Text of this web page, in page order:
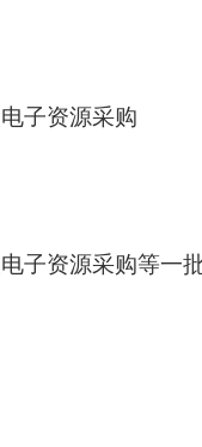
子资源采购
子资源采购等一